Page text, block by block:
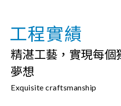
工程實績
精湛工藝，實現每個
夢想
Exquisite craftsmanship